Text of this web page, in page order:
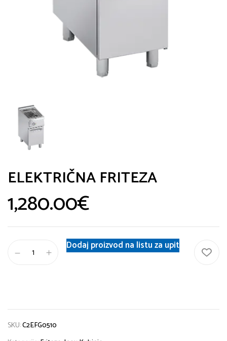
ELEKTRIČNA FRITEZA
1,280.00€
Dodaj proizvod na listu za upit
SKU:C2EFG0510